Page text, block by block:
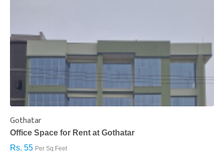
Gothatar
Office Space for Rent at Gothatar
Rs. 55 Per Sq.Feet